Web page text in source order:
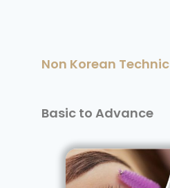
Non Korean Technic
Basic to Advance